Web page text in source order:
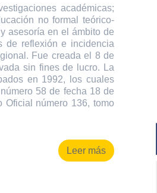
académicas;
no formal teórico-
asesoría en el ámbito de
de reflexión e incidencia
Fue creada el 8 de
sin fines de lucro. La
en 1992, los cuales
58 de fecha 18 de
número 136, tomo
Leer más